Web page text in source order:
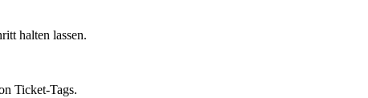
halten lassen.
Ticket-Tags.